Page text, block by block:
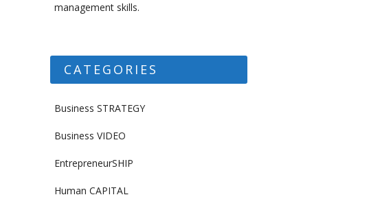
management skills.
CATEGORIES
Business STRATEGY
Business VIDEO
EntrepreneurSHIP
Human CAPITAL